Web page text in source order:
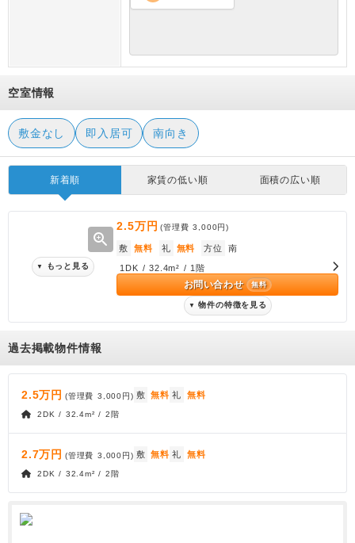
空室情報
敷金なし 即入居可 南向き
新着順 家賃の低い順 面積の広い順
zoom_in
▼ もっと見る
2.5万円 (管理費3,000円)
敷 無料 礼 無料 方位 南
1DK / 32.4m² / 1階
お問い合わせ 無料
▼ 物件の特徴を見る
過去掲載物件情報
2.5万円 (管理費 3,000円) 敷 無料 礼 無料
2DK / 32.4m² / 2階
2.7万円 (管理費 3,000円) 敷 無料 礼 無料
2DK / 32.4m² / 2階